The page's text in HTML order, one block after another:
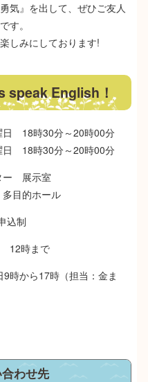
気』を出して、ぜひご友人
す。
しみにしております!
speak English！
日 18時30分～20時00分
時30分～20時00分
ー 展示室
的ホール
込制
12時まで
時から17時（担当：金ま
わせ先